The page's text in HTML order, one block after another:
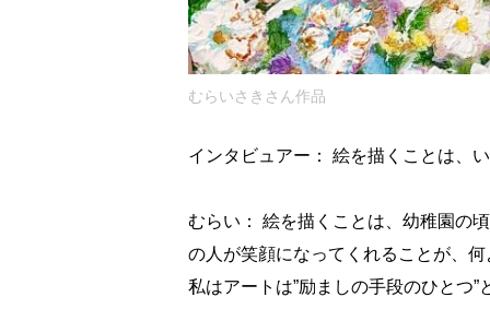
むらいさきさん作品
インタビュアー： 絵を描くことは、
むらい： 絵を描くことは、幼稚園の
の人が笑顔になってくれることが、
私はアートは”励ましの手段のひとつ